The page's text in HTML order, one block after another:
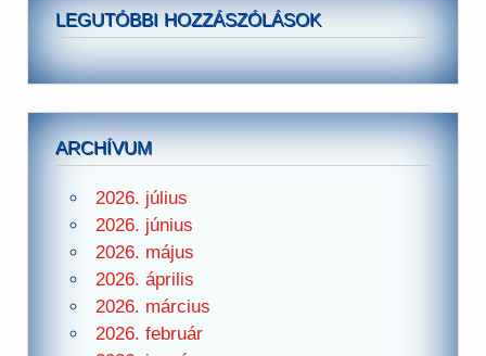
LEGUTÓBBI HOZZÁSZÓLÁSOK
ARCHÍVUM
2026. július
2026. június
2026. május
2026. április
2026. március
2026. február